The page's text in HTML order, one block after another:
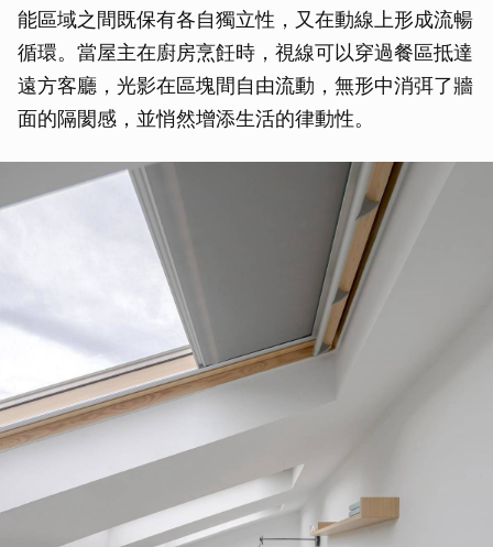
能區域之間既保有各自獨立性，又在動線上形成流暢
循環。當屋主在廚房烹飪時，視線可以穿過餐區抵達
遠方客廳，光影在區塊間自由流動，無形中消弭了牆
面的隔閡感，並悄然增添生活的律動性。